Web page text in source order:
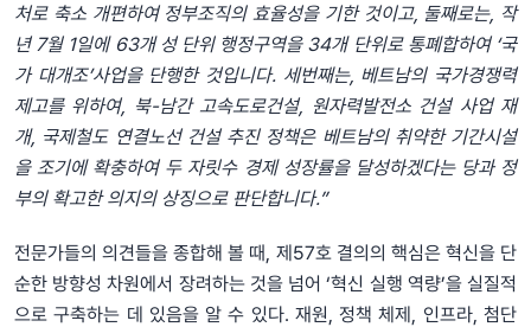
처로 축소 개편하여 정부조직의 효율성을 기한 것이고, 둘째로는, 작
년 7월 1일에 63개 성 단위 행정구역을 34개 단위로 통폐합하여 ‘국
가 대개조’사업을 단행한 것입니다. 세번째는, 베트남의 국가경쟁력
제고를 위하여, 북-남간 고속도로건설, 원자력발전소 건설 사업 재
개, 국제철도 연결노선 건설 추진 정책은 베트남의 취약한 기간시설
을 조기에 확충하여 두 자릿수 경제 성장률을 달성하겠다는 당과 정
부의 확고한 의지의 상징으로 판단합니다.”
전문가들의 의견들을 종합해 볼 때, 제57호 결의의 핵심은 혁신을 단
순한 방향성 차원에서 장려하는 것을 넘어 ‘혁신 실행 역량’을 실질적
으로 구축하는 데 있음을 알 수 있다. 재원, 정책 체제, 인프라, 첨단